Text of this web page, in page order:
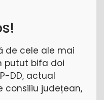
de cele ale mai
putut bifa doi
DD, actual
consiliu județean,